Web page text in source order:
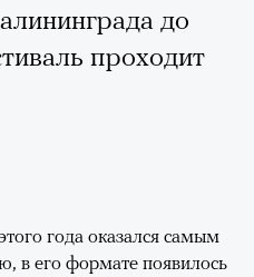
до
проходит
года оказался самым
в его формате появилось